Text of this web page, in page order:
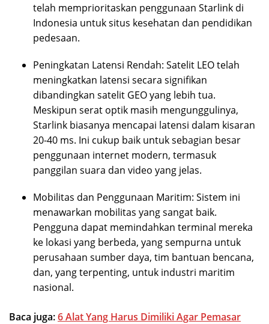
telah memprioritaskan penggunaan Starlink di
Indonesia untuk situs kesehatan dan pendidikan
pedesaan.
Peningkatan Latensi Rendah: Satelit LEO telah
meningkatkan latensi secara signifikan
dibandingkan satelit GEO yang lebih tua.
Meskipun serat optik masih mengunggulinya,
Starlink biasanya mencapai latensi dalam kisaran
20-40 ms. Ini cukup baik untuk sebagian besar
penggunaan internet modern, termasuk
panggilan suara dan video yang jelas.
Mobilitas dan Penggunaan Maritim: Sistem ini
menawarkan mobilitas yang sangat baik.
Pengguna dapat memindahkan terminal mereka
ke lokasi yang berbeda, yang sempurna untuk
perusahaan sumber daya, tim bantuan bencana,
dan, yang terpenting, untuk industri maritim
nasional.
Baca juga:6 Alat Yang Harus Dimiliki Agar Pemasar